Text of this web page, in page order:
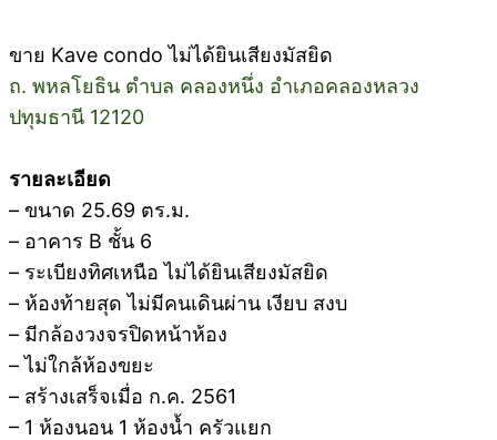
ขาย Kave condo ไม่ได้ยินเสียงมัสยิด
ถ. พหลโยธิน ตำบล คลองหนึ่ง อำเภอคลองหลวง
ปทุมธานี 12120
รายละเอียด
– ขนาด 25.69 ตร.ม.
– อาคาร B ชั้น 6
– ระเบียงทิศเหนือ ไม่ได้ยินเสียงมัสยิด
– ห้องท้ายสุด ไม่มีคนเดินผ่าน เงียบ สงบ
– มีกล้องวงจรปิดหน้าห้อง
– ไม่ใกล้ห้องขยะ
– สร้างเสร็จเมื่อ ก.ค. 2561
– 1 ห้องนอน 1 ห้องน้ำ ครัวแยก